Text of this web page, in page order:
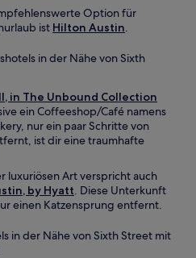
Option für
ist Hilton Austin.
in der Nähe von Sixth
in The Unbound Collection
ein Coffeeshop/Café namens
nur ein paar Schritte von
ist dir eine traumhafte
luxuriösen Art verspricht auch
by Hyatt. Diese Unterkunft
einen Katzensprung entfernt.
in der Nähe von Sixth Street mit